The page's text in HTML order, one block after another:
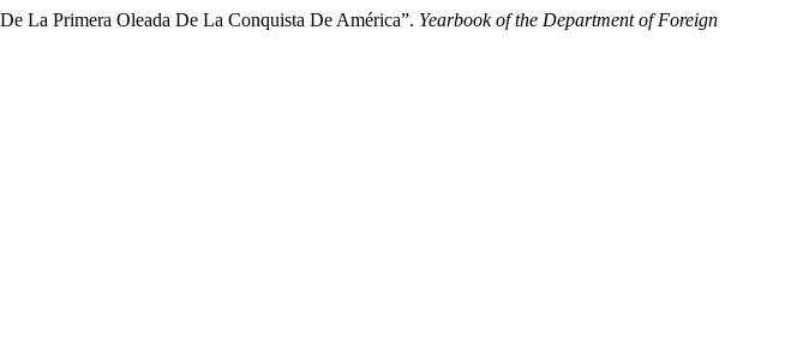
La Primera Oleada De La Conquista De América”. Yearbook of the Department of Foreign